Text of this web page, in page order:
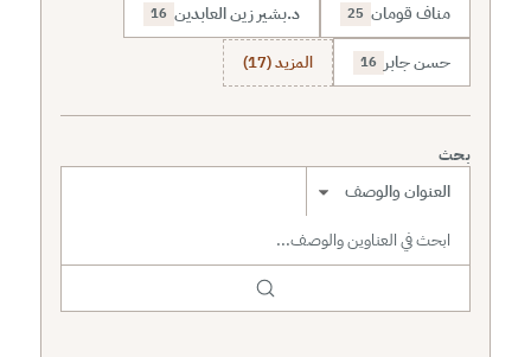
مناف قومان 25 د.بشير زين العابدين 16
حسن جابر 16 المزيد (17)
بحث
نطاق البحث